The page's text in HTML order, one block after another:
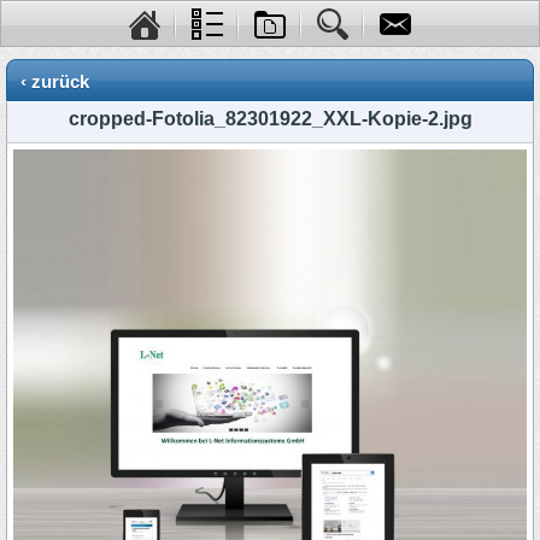
‹ zurück
cropped-Fotolia_82301922_XXL-Kopie-2.jpg